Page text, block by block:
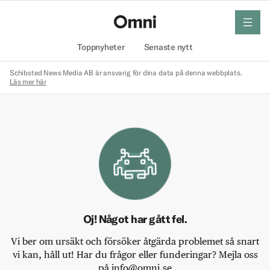
Toppnyheter Senaste nytt
meny
Schibsted News Media AB är ansvarig för dina data på denna webbplats.
Läs mer här
Oj! Något har gått fel.
Vi ber om ursäkt och försöker åtgärda problemet så snart
vi kan, håll ut! Har du frågor eller funderingar? Mejla oss